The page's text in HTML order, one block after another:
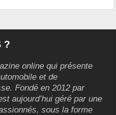
?
online qui présente
et de
Fondé en 2012 par
aujourd’hui géré par une
sous la forme